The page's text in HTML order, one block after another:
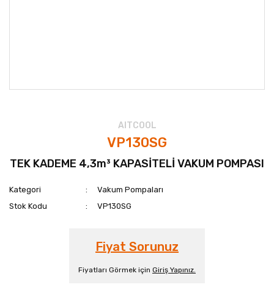
AITCOOL
VP130SG
TEK KADEME 4,3m³ KAPASİTELİ VAKUM POMPASI
Kategori
Vakum Pompaları
Stok Kodu
VP130SG
Fiyat Sorunuz
Fiyatları Görmek için Giriş Yapınız.